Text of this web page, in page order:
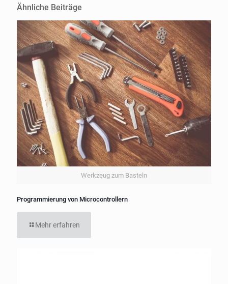
Ähnliche Beiträge
Werkzeug zum Basteln
Programmierung von Microcontrollern
Mehr erfahren